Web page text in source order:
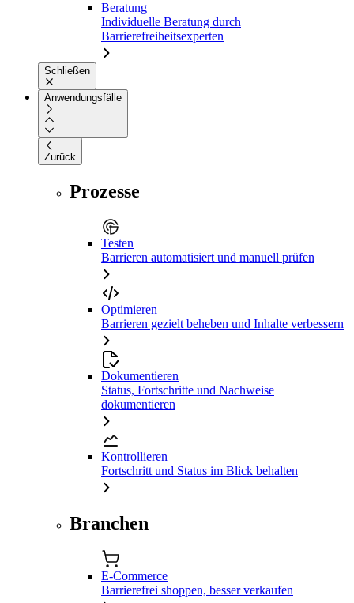
Beratung
Individuelle Beratung durch
Barrierefreiheitsexperten
Schließen
Anwendungsfälle
Zurück
Prozesse
Testen
Barrieren automatisiert und manuell prüfen
Optimieren
Barrieren gezielt beheben und Inhalte verbessern
Dokumentieren
Status, Fortschritte und Nachweise
dokumentieren
Kontrollieren
Fortschritt und Status im Blick behalten
Branchen
E-Commerce
Barrierefrei shoppen, besser verkaufen